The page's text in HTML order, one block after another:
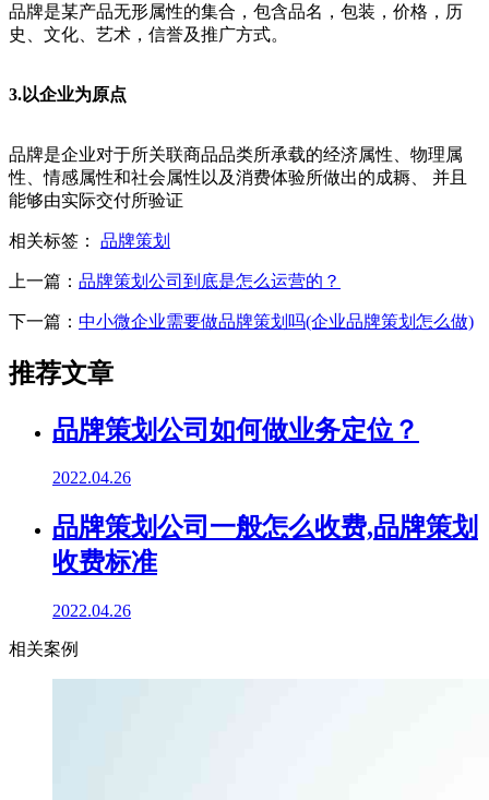
品牌是某产品无形属性的集合，包含品名，包装，价格，历
史、文化、艺术，信誉及推广方式。
3.以企业为原点
品牌是企业对于所关联商品品类所承载的经济属性、物理属
性、情感属性和社会属性以及消费体验所做出的成耨、 并且
能够由实际交付所验证
相关标签： 品牌策划
上一篇： 品牌策划公司到底是怎么运营的？
下一篇： 中小微企业需要做品牌策划吗(企业品牌策划怎么做)
推荐文章
品牌策划公司如何做业务定位？
2022.04.26
品牌策划公司一般怎么收费,品牌策划
收费标准
2022.04.26
相关案例